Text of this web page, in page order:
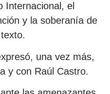
Internacional, el
y la soberanía de
una vez más,
y con Raúl Castro.